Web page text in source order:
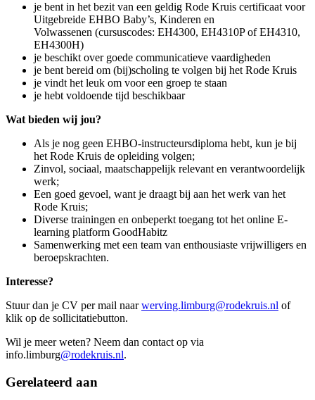
je bent in het bezit van een geldig Rode Kruis certificaat voor
Uitgebreide EHBO Baby’s, Kinderen en
Volwassenen (cursuscodes: EH4300, EH4310P of EH4310,
EH4300H)
je beschikt over goede communicatieve vaardigheden
je bent bereid om (bij)scholing te volgen bij het Rode Kruis
je vindt het leuk om voor een groep te staan
je hebt voldoende tijd beschikbaar
Wat bieden wij jou?
Als je nog geen EHBO-instructeursdiploma hebt, kun je bij
het Rode Kruis de opleiding volgen;
Zinvol, sociaal, maatschappelijk relevant en verantwoordelijk
werk;
Een goed gevoel, want je draagt bij aan het werk van het
Rode Kruis;
Diverse trainingen en onbeperkt toegang tot het online E-
learning platform GoodHabitz
Samenwerking met een team van enthousiaste vrijwilligers en
beroepskrachten.
Interesse?
Stuur dan je CV per mail naarwerving.limburg@rodekruis.nl of
klik op de sollicitatiebutton.
Wil je meer weten? Neem dan contact op via
info.limburg@rodekruis.nl.
Gerelateerd aan